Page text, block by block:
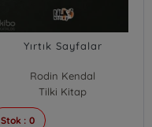
Yırtık Sayfalar
Rodin Kendal
Tilki Kitap
Stok : 0